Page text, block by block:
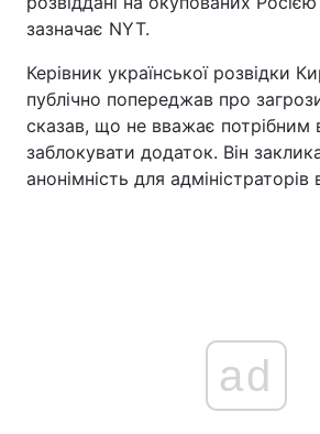
зазначає NYT.
Керівник української розвідки
публічно попереджав про
сказав, що не вважає потрібним
заблокувати додаток. Він
анонімність для адміністраторів
ad